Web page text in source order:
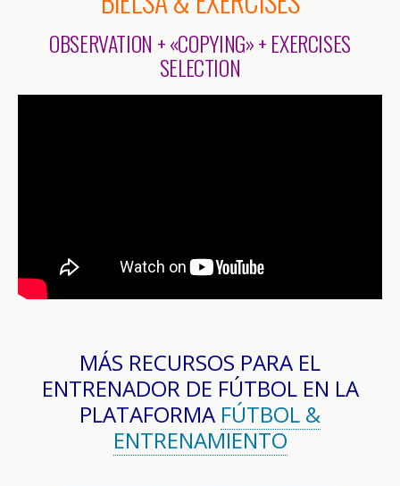
OBSERVATION + «COPYING» + EXERCISES
SELECTION
MÁS RECURSOS PARA EL
ENTRENADOR DE FÚTBOL EN LA
PLATAFORMA FÚTBOL &
ENTRENAMIENTO